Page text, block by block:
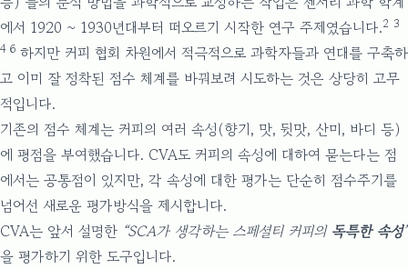
에서 1920 ~ 1930년대부터 떠오르기 시작한 연구 주제였습니다.2 3
4 6 하지만 커피 협회 차원에서 적극적으로 과학자들과 연대를 구축하
고 이미 잘 정착된 점수 체계를 바꿔보려 시도하는 것은 상당히 고무
적입니다.
기존의 점수 체계는 커피의 여러 속성(향기, 맛, 뒷맛, 산미, 바디 등)
에 평점을 부여했습니다. CVA도 커피의 속성에 대하여 묻는다는 점
에서는 공통점이 있지만, 각 속성에 대한 평가는 단순히 점수주기를
넘어선 새로운 평가방식을 제시합니다.
CVA는 앞서 설명한 “SCA가 생각하는 스페셜티 커피의 독특한 속성”
을 평가하기 위한 도구입니다.